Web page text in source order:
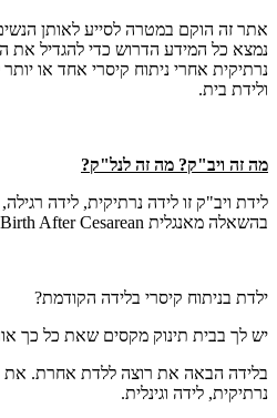
אתר זה הוקם במטרה לסייע לאותן
נמצא כל המידע הדרוש כדי להגדיל את
ולידת בית.
מה זה ויב"ק? מה זה לנל"ק?
לידת ויב"ק זו לידה נרתיקית, לידה
בהשאלה מאנגלית VBAC - Vaginal Birth After Cesarean
ילדת בניתוח קיסרי בלידה הקודמת?
יש לך בבית תינוק מקסים שאת כל כך
בלידה הבאה את רוצה ללדת אחרת. את
נרתיקית, לידה וגינלית.